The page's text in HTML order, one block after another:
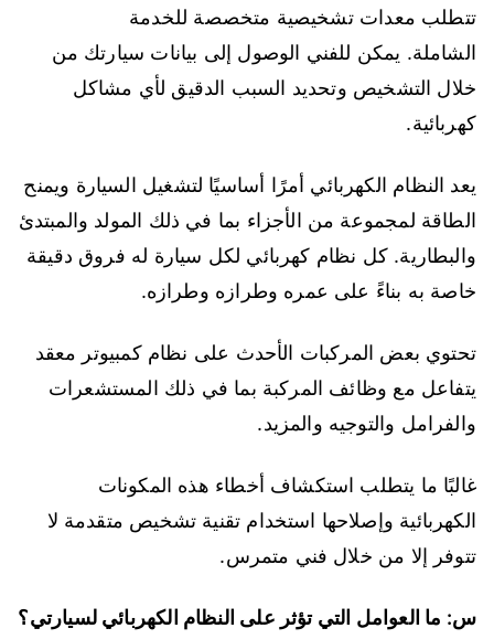
تتطلب معدات تشخيصية متخصصة للخدمة
الشاملة. يمكن للفني الوصول إلى بيانات سيارتك من
خلال التشخيص وتحديد السبب الدقيق لأي مشاكل
كهربائية.
يعد النظام الكهربائي أمرًا أساسيًا لتشغيل السيارة ويمنح
الطاقة لمجموعة من الأجزاء بما في ذلك المولد والمبتدئ
والبطارية. كل نظام كهربائي لكل سيارة له فروق دقيقة
خاصة به بناءً على عمره وطرازه وطرازه.
تحتوي بعض المركبات الأحدث على نظام كمبيوتر معقد
يتفاعل مع وظائف المركبة بما في ذلك المستشعرات
والفرامل والتوجيه والمزيد.
غالبًا ما يتطلب استكشاف أخطاء هذه المكونات
الكهربائية وإصلاحها استخدام تقنية تشخيص متقدمة لا
تتوفر إلا من خلال فني متمرس.
س: ما العوامل التي تؤثر على النظام الكهربائي لسيارتي؟